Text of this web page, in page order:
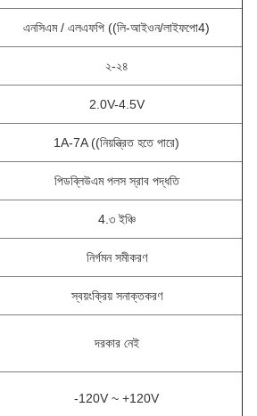
এনসিএম / এলএফপি ((লি-আইওন/লাইফপো4)
২-২৪
2.0V-4.5V
1A-7A ((নিয়ন্ত্রিত হতে পারে)
পিডব্লিউএম পলস স্রাব পদ্ধতি
4.৩ ইঞ্চি
নির্গমন সমীকরণ
স্বয়ংক্রিয় সনাক্তকরণ
দরকার নেই
-120V ~ +120V